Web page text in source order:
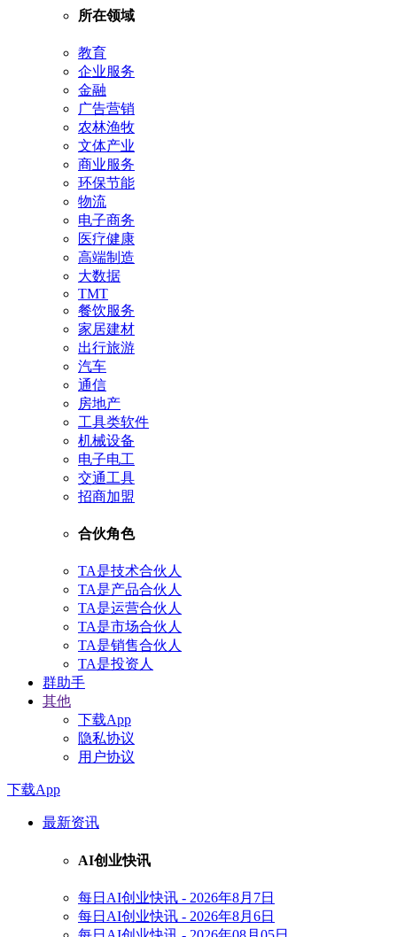
所在领域
教育
企业服务
金融
广告营销
农林渔牧
文体产业
商业服务
环保节能
物流
电子商务
医疗健康
高端制造
大数据
TMT
餐饮服务
家居建材
出行旅游
汽车
通信
房地产
工具类软件
机械设备
电子电工
交通工具
招商加盟
合伙角色
TA是技术合伙人
TA是产品合伙人
TA是运营合伙人
TA是市场合伙人
TA是销售合伙人
TA是投资人
群助手
其他
下载App
隐私协议
用户协议
下载App
最新资讯
AI创业快讯
每日AI创业快讯 - 2026年8月7日
每日AI创业快讯 - 2026年8月6日